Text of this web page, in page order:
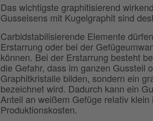
Das wichtigste graphitisierend
Gusseisens mit Kugelgraphit sind
Carbidstabilisierende Elemente
Erstarrung oder bei der
können. Bei der Erstarrung besteht
die Gefahr, dass im ganzen Gussteil
Graphitkristalle bilden, sondern ein
bezeichnet wird. Dadurch kann ein
Anteil an weißem Gefüge relativ
Produktionskosten.